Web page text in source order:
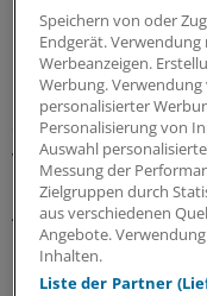
es zu
häufigsten (11,8
mit durchschnittlich
behoben werden
die Patienten der
vorzeitig
Angesichts der im
Rate maligner
Kontrollgruppe, der
Speichern von oder
Endgerät.
Werbeanzeigen.
Werbung.
personalisierter
Personalisierung von
Auswahl
Messung der
Zielgruppen durch
aus verschiedenen
Angebote.
Inhalten.
Liste der Partner